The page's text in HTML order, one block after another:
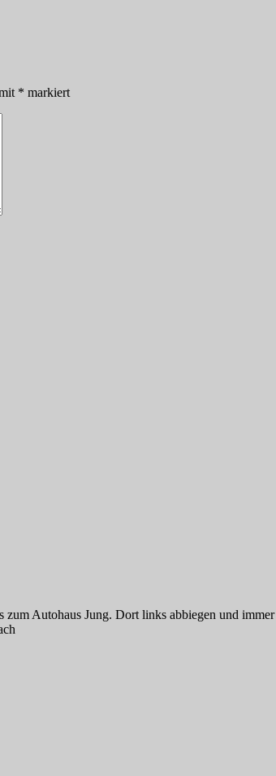
* markiert
Autohaus Jung. Dort links abbiegen und